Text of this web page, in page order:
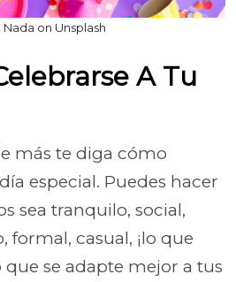
Nada on Unsplash
A Tu
más te diga cómo
especial. Puedes hacer
sea tranquilo, social,
formal, casual, ¡lo que
que se adapte mejor a tus